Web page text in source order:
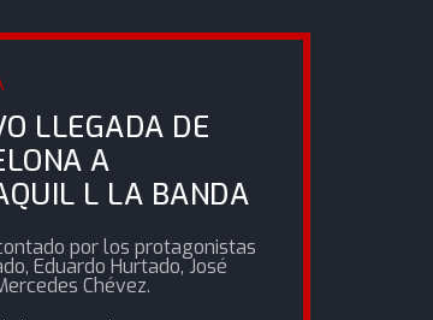
LLEGADA DE
A
L LA BANDA
por los protagonistas
Eduardo Hurtado, José
Chévez.